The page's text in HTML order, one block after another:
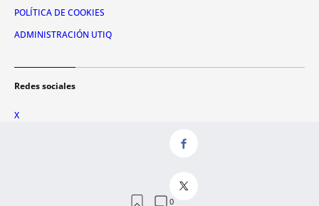
POLÍTICA DE COOKIES
ADMINISTRACIÓN UTIQ
Redes sociales
X